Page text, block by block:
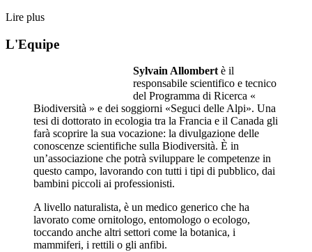
Lire plus
L'Equipe
Sylvain Allombertè il
responsabile scientifico e tecnico
del Programma di Ricerca «
Biodiversità » e dei soggiorni «Seguci delle Alpi». Una
tesi di dottorato in ecologia tra la Francia e il Canada gli
farà scoprire la sua vocazione: la divulgazione delle
conoscenze scientifiche sulla Biodiversità. È in
un’associazione che potrà sviluppare le competenze in
questo campo, lavorando con tutti i tipi di pubblico, dai
bambini piccoli ai professionisti.
A livello naturalista, è un medico generico che ha
lavorato come ornitologo, entomologo o ecologo,
toccando anche altri settori come la botanica, i
mammiferi, i rettili o gli anfibi.